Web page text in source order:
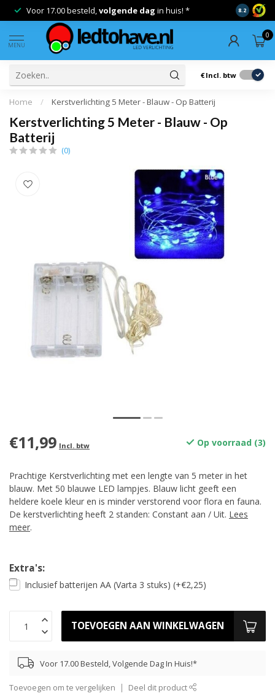
Voor 17.00 besteld,volgende dag in huis! * Gratis
8.2
MENU
0
€ Incl. btw
Home / Kerstverlichting 5 Meter - Blauw - Op Batterij
Kerstverlichting 5 Meter - Blauw - Op
Batterij
(0)
€11,99 Incl. btw Op voorraad (3)
Prachtige Kerstverlichting met een lengte van 5 meter in het
blauw. Met 50 blauwe LED lampjes. Blauw licht geeft een
heldere koele kleur en is minder verstorend voor flora en fauna.
De kerstverlichting heeft 2 standen: Constant aan / Uit. Lees
meer.
Extra's:
Inclusief batterijen AA (Varta 3 stuks) (+€2,25)
TOEVOEGEN AAN WINKELWAGEN
Voor 17.00 Besteld, Volgende Dag In Huis!*
Toevoegen om te vergelijken Deel dit product